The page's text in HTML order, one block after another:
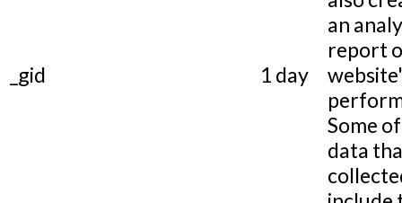
_gid 1 day
an
report
Some
data